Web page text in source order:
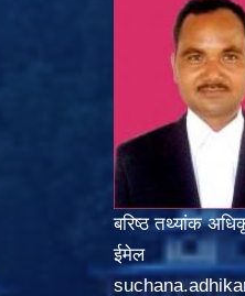
बरिष्ठ तथ्यांक
ईमेल